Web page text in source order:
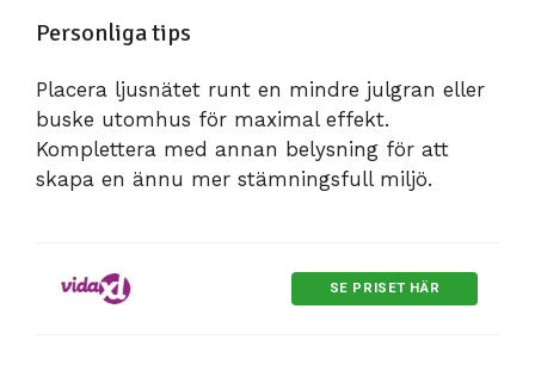
Personliga tips
Placera ljusnätet runt en mindre julgran eller
buske utomhus för maximal effekt.
Komplettera med annan belysning för att
skapa en ännu mer stämningsfull miljö.
SE PRISET HÄR